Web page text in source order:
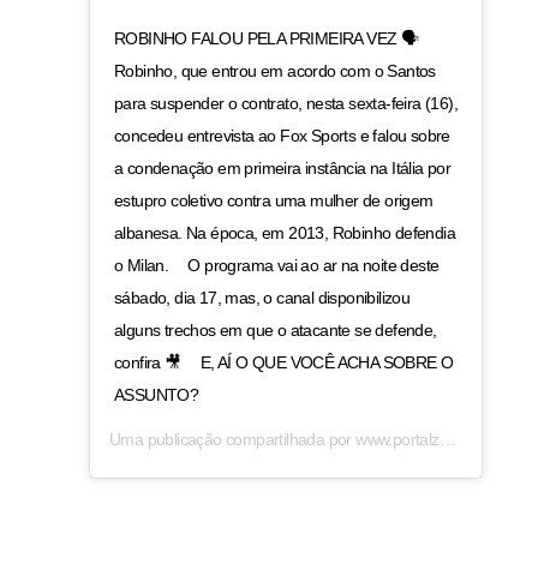
ROBINHO FALOU PELA PRIMEIRA VEZ 🗣 ⠀
Robinho, que entrou em acordo com o Santos
para suspender o contrato, nesta sexta-feira (16),
concedeu entrevista ao Fox Sports e falou sobre
a condenação em primeira instância na Itália por
estupro coletivo contra uma mulher de origem
albanesa. Na época, em 2013, Robinho defendia
o Milan. ⠀ O programa vai ao ar na noite deste
sábado, dia 17, mas, o canal disponibilizou
alguns trechos em que o atacante se defende,
confira 🎥 ⠀ E, AÍ O QUE VOCÊ ACHA SOBRE O
ASSUNTO?
Uma publicação compartilhada porwww.portalzap.com